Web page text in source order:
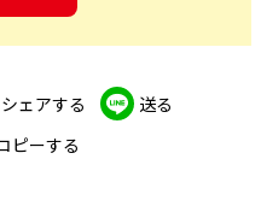
シェアする
送る
ピーする